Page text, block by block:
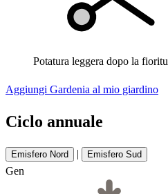
Potatura leggera dopo la
Aggiungi Gardenia al mio giardino
Ciclo annuale
Emisfero Nord | Emisfero Sud
Gen